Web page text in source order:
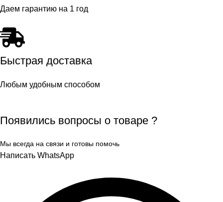
Даем гарантию на 1 год
Быстрая доставка
Любым удобным способом
Появились вопросы о товаре ?
Мы всегда на связи и готовы помочь
Написать WhatsApp